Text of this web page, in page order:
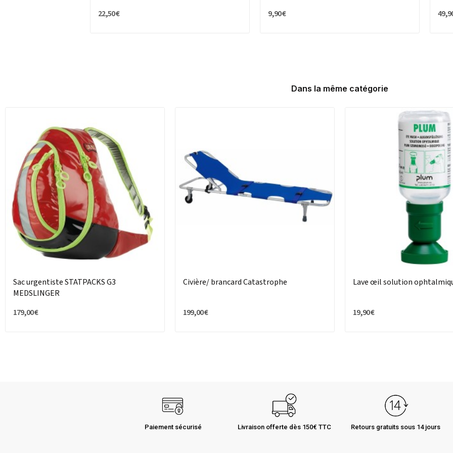
22,50 € 9,90 €
Dans la même catégorie
Sac urgentiste STATPACKS G3
MEDSLINGER
179,00 €
Civière/ brancard Catastrophe
199,00 €
Lave œil solution
19,90 €
Paiement sécurisé Livraison offerte dès 150€ TTC Retours gratuits sous 14 jours